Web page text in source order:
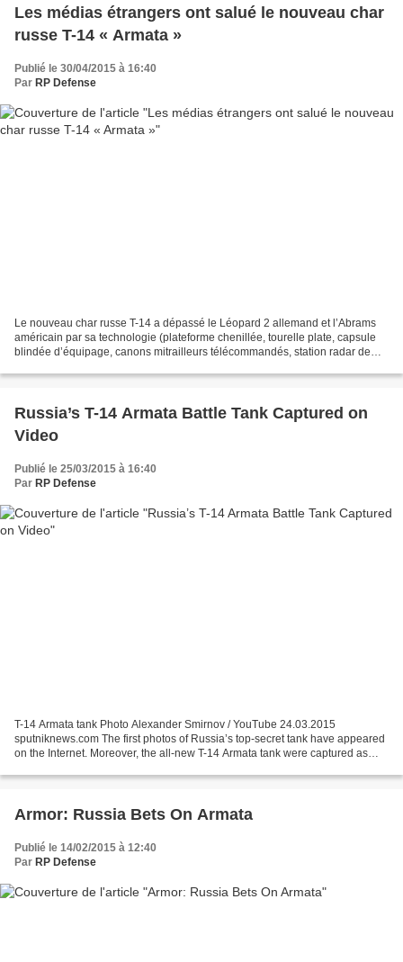
Les médias étrangers ont salué le nouveau char
russe T-14 « Armata »
Publié le 30/04/2015 à 16:40
Par RP Defense
Le nouveau char russe T-14 a dépassé le Léopard 2 allemand et l’Abrams
américain par sa technologie (plateforme chenillée, tourelle plate, capsule
blindée d’équipage, canons mitrailleurs télécommandés, station radar de
Russia’s T-14 Armata Battle Tank Captured on
Video
Publié le 25/03/2015 à 16:40
Par RP Defense
T-14 Armata tank Photo Alexander Smirnov / YouTube 24.03.2015
sputniknews.com The first photos of Russia’s top-secret tank have appeared
on the Internet. Moreover, the all-new T-14 Armata tank were captured as
Armor: Russia Bets On Armata
Publié le 14/02/2015 à 12:40
Par RP Defense